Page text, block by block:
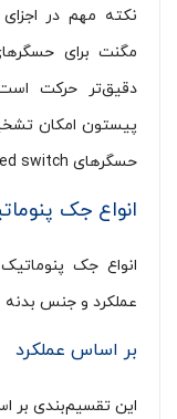
نکته مهم در
مگنت برای
دقیق‌تر حرکت
پیستون امکان
حسگرهای reed switch یا حسگرهای هال را فراهم می‌کنند.
انواع جک
انواع جک
عملکرد و جنس
بر اساس عملکرد
این تقسیم‌بندی بر